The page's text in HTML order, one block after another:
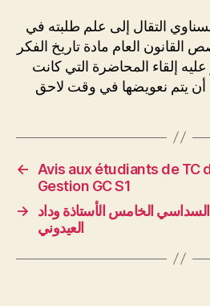
التقال إلى علم طلبته في
العام مادة تاريخ الفكر
إلقاء المحاضرة التي كانت
يتم نعويضها في وقت لاحق
←
Avis aux étudiants de TC
Gestion GC S1
→
الخامس الأستاذة وداد
العيدوني